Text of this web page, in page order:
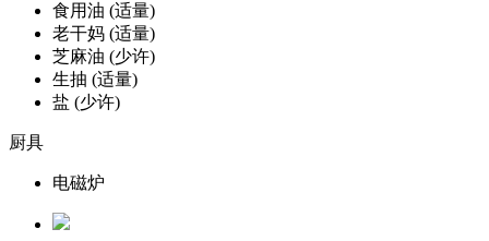
食用油 (适量)
老干妈 (适量)
芝麻油 (少许)
生抽 (适量)
盐 (少许)
厨具
电磁炉